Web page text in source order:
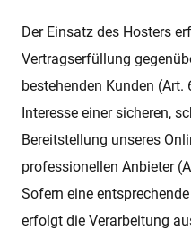
Der Einsatz des Hosters
Vertragserfüllung
bestehenden Kunden (Art.
Interesse einer sicheren,
Bereitstellung unseres
professionellen Anbieter
Sofern eine
erfolgt die Verarbeitung